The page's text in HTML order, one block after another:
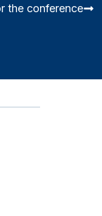
the conference